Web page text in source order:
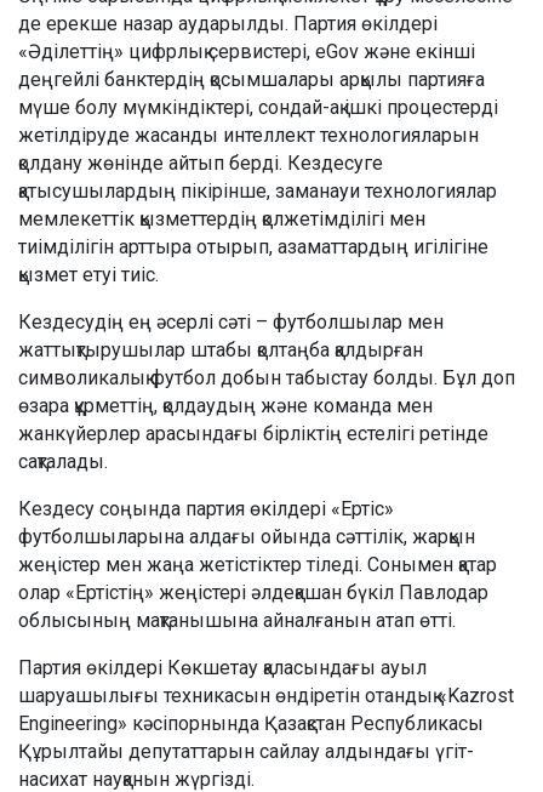
де ерекше назар аударылды. Партия өкілдері
«Әділеттің» цифрлық сервистері, eGov және екінші
деңгейлі банктердің қосымшалары арқылы партияға
мүше болу мүмкіндіктері, сондай-ақ ішкі процестерді
жетілдіруде жасанды интеллект технологияларын
қолдану жөнінде айтып берді. Кездесуге
қатысушылардың пікірінше, заманауи технологиялар
мемлекеттік қызметтердің қолжетімділігі мен
тиімділігін арттыра отырып, азаматтардың игілігіне
қызмет етуі тиіс.
Кездесудің ең әсерлі сәті – футболшылар мен
жаттықтырушылар штабы қолтаңба қалдырған
символикалық футбол добын табыстау болды. Бұл доп
өзара құрметтің, қолдаудың және команда мен
жанкүйерлер арасындағы бірліктің естелігі ретінде
сақталады.
Кездесу соңында партия өкілдері «Ертіс»
футболшыларына алдағы ойында сәттілік, жарқын
жеңістер мен жаңа жетістіктер тіледі. Сонымен қатар
олар «Ертістің» жеңістері әлдеқашан бүкіл Павлодар
облысының мақтанышына айналғанын атап өтті.
Партия өкілдері Көкшетау қаласындағы ауыл
шаруашылығы техникасын өндіретін отандық «Kazrost
Engineering» кәсіпорнында Қазақстан Республикасы
Құрылтайы депутаттарын сайлау алдындағы үгіт-
насихат науқанын жүргізді.